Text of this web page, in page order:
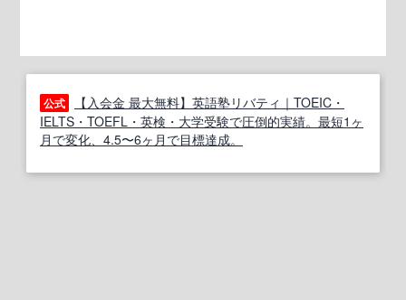
公式
【入会金 最大無料】英語塾リバティ｜TOEIC・
IELTS・TOEFL・英検・大学受験で圧倒的実績。最短1ヶ
月で変化、4.5〜6ヶ月で目標達成。